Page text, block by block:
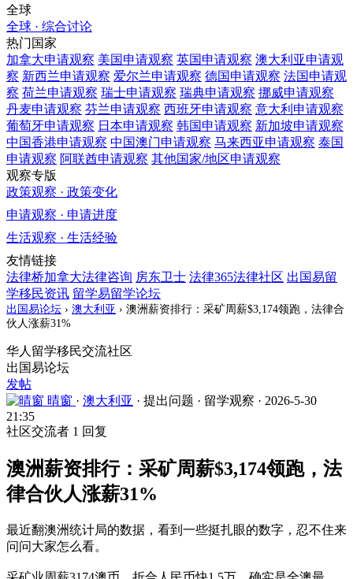
全球
全球 · 综合讨论
热门国家
加拿大申请观察 美国申请观察 英国申请观察 澳大利亚申请观
察 新西兰申请观察 爱尔兰申请观察 德国申请观察 法国申请观
察 荷兰申请观察 瑞士申请观察 瑞典申请观察 挪威申请观察
丹麦申请观察 芬兰申请观察 西班牙申请观察 意大利 申请观察
葡萄牙申请观察 日本申请观察 韩国申请观察 新加坡申请观察
中国香港申请观察 中国澳门申请观察 马来西亚申请观察 泰国
申请观察 阿联酋申请观察 其他国家/地区申请观察
观察专版
政策观察 · 政策变化
申请观察 · 申请进度
生活观察 · 生活经验
友情链接
法律桥加拿大法律咨询 房东卫士 法律365法律社区 出国易留
学移民资讯 留学易留学论坛
出国易论坛 › 澳大利亚 › 澳洲薪资排行：采矿周薪$3,174领跑，法律合
伙人涨薪31%
华人留学移民交流社区
出国易论坛
发帖
晴窗 · 澳大利亚 · 提出问题 · 留学观察 · 2026-5-30
21:35
社区交流者 1 回复
澳洲薪资排行：采矿周薪$3,174领跑，法
律合伙人涨薪31%
最近翻澳洲统计局的数据，看到一些挺扎眼的数字，忍不住来
问问大家怎么看。